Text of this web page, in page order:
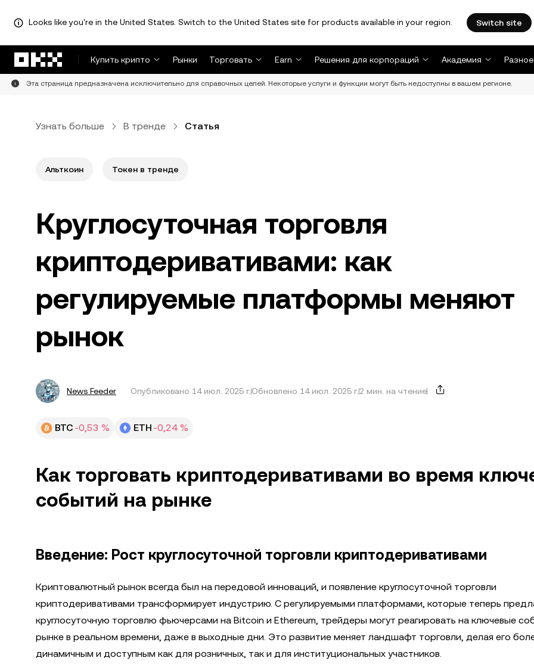
Looks like you're in the United States. Switch to the United States site for products available in your region. Switch site
Купить крипто
Рынки Торговать Earn Решения для корпораций Академия Разное
Эта страница предназначена исключительно для справочных целей. Некоторые услуги и функции могут быть недоступны в вашем регионе.
Узнать больше В тренде Статья
Альткоин Токен в тренде
Круглосуточная торговля
криптодеривативами: как
регулируемые платформы меняют
рынок
News Feeder Опубликовано 14 июл. 2025 г. Обновлено 14 июл. 2025 г. 2 мин. на чтение
BTC -0,53 % ETH -0,24 %
Как торговать криптодеривативами во время
событий на рынке
Введение: Рост круглосуточной торговли криптодеривативами
Криптовалютный рынок всегда был на передовой инноваций, и появление круглосуточной торговли
криптодеривативами трансформирует индустрию. С регулируемыми платформами, которые теперь
круглосуточную торговлю фьючерсами на Bitcoin и Ethereum, трейдеры могут реагировать на ключевые
рынке в реальном времени, даже в выходные дни. Это развитие меняет ландшафт торговли, делая его
динамичным и доступным как для розничных, так и для институциональных участников.